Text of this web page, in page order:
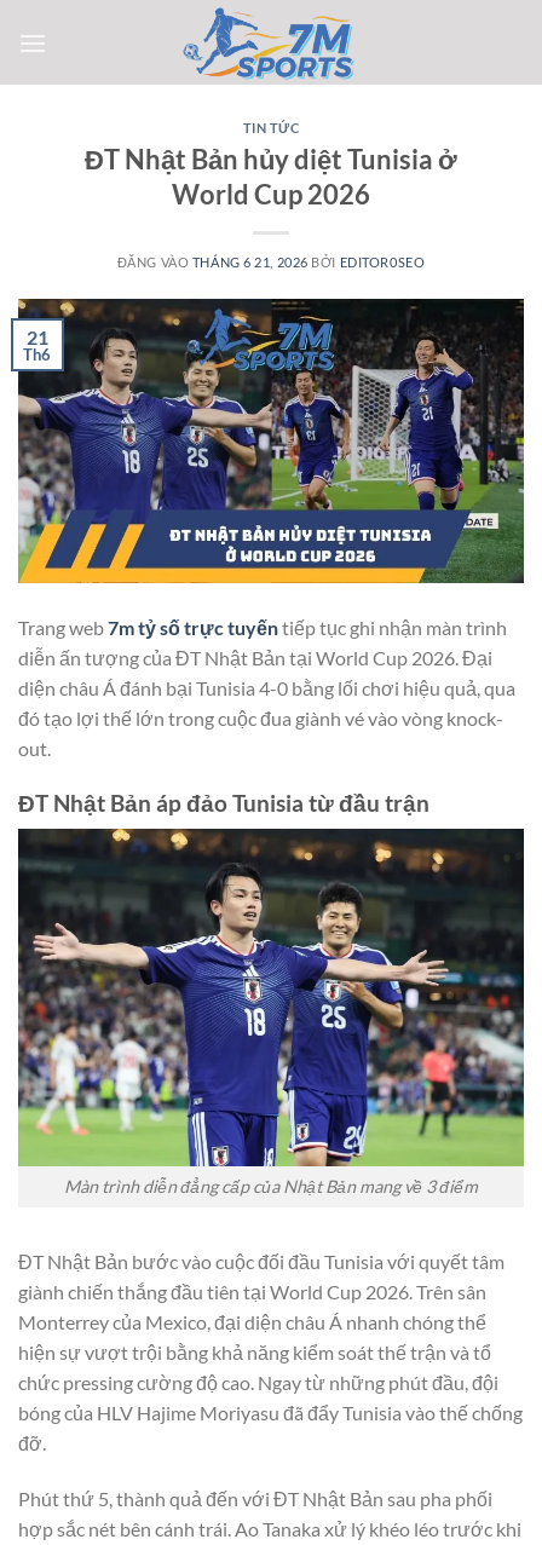
qua
TIN TỨC
ĐT Nhật Bản hủy diệt Tunisia ở
World Cup 2026
ĐĂNG VÀO THÁNG 6 21, 2026 BỞI EDITOR0SEO
21
Th6
Trang web7m tỷ số trực tuyếntiếp tục ghi nhận màn trình
diễn ấn tượng của ĐT Nhật Bản tại World Cup 2026. Đại
diện châu Á đánh bại Tunisia 4-0 bằng lối chơi hiệu quả, qua
đó tạo lợi thế lớn trong cuộc đua giành vé vào vòng knock-
out.
ĐT Nhật Bản áp đảo Tunisia từ đầu trận
Màn trình diễn đẳng cấp của Nhật Bản mang về 3 điểm
ĐT Nhật Bản bước vào cuộc đối đầu Tunisia với quyết tâm
giành chiến thắng đầu tiên tại World Cup 2026. Trên sân
Monterrey của Mexico, đại diện châu Á nhanh chóng thể
hiện sự vượt trội bằng khả năng kiểm soát thế trận và tổ
chức pressing cường độ cao. Ngay từ những phút đầu, đội
bóng của HLV Hajime Moriyasu đã đẩy Tunisia vào thế chống
đỡ.
Phút thứ 5, thành quả đến với ĐT Nhật Bản sau pha phối
hợp sắc nét bên cánh trái. Ao Tanaka xử lý khéo léo trước khi